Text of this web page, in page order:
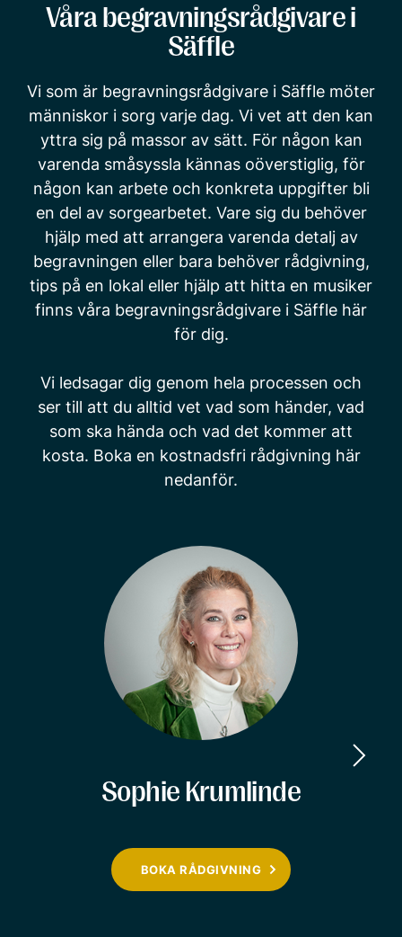
Våra begravningsrådgivare i
Säffle
Vi som är begravningsrådgivare i Säffle möter
människor i sorg varje dag. Vi vet att den kan
yttra sig på massor av sätt. För någon kan
varenda småsyssla kännas oöverstiglig, för
någon kan arbete och konkreta uppgifter bli
en del av sorgearbetet. Vare sig du behöver
hjälp med att arrangera varenda detalj av
begravningen eller bara behöver rådgivning,
tips på en lokal eller hjälp att hitta en musiker
finns våra begravningsrådgivare i Säffle här
för dig.
Vi ledsagar dig genom hela processen och
ser till att du alltid vet vad som händer, vad
som ska hända och vad det kommer att
kosta. Boka en kostnadsfri rådgivning här
nedanför.
Sophie Krumlinde
BOKA RÅDGIVNING